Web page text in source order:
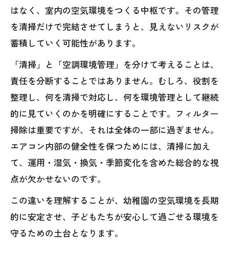
はなく、室内の空気環境をつくる中枢です。その管理
を清掃だけで完結させてしまうと、見えないリスクが
蓄積していく可能性があります。
「清掃」と「空調環境管理」を分けて考えることは、
責任を分断することではありません。むしろ、役割を
整理し、何を清掃で対応し、何を環境管理として継続
的に見ていくのかを明確にすることです。フィルター
掃除は重要ですが、それは全体の一部に過ぎません。
エアコン内部の健全性を保つためには、清掃に加え
て、運用・湿気・換気・季節変化を含めた総合的な視
点が欠かせないのです。
この違いを理解することが、幼稚園の空気環境を長期
的に安定させ、子どもたちが安心して過ごせる環境を
守るための土台となります。